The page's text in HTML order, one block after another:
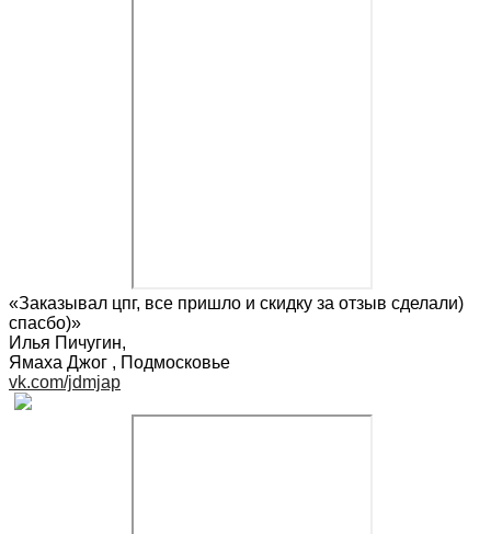
«Заказывал цпг, все пришло и скидку за отзыв сделали)
спасбо)»
Илья Пичугин,
Ямаха Джог , Подмосковье
vk.com/jdmjap